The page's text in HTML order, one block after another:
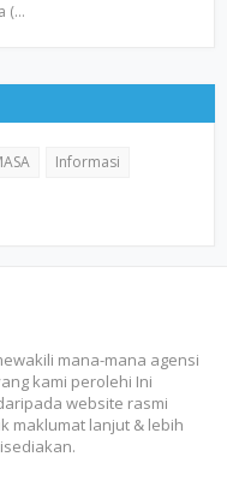
(…
Informasi
mana-mana agensi
kami perolehi Ini
website rasmi
maklumat lanjut & lebih